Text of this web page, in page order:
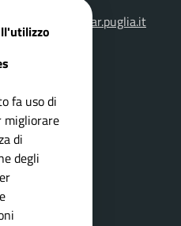
fa uso di
migliorare
di
degli